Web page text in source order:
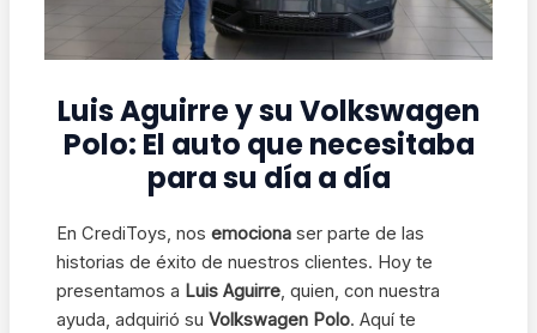
Luis Aguirre y su Volkswagen
Polo: El auto que necesitaba
para su día a día
En CrediToys, nosemociona ser parte de las
historias de éxito de nuestros clientes. Hoy te
presentamos a Luis Aguirre, quien, con nuestra
ayuda, adquirió suVolkswagen Polo. Aquí te